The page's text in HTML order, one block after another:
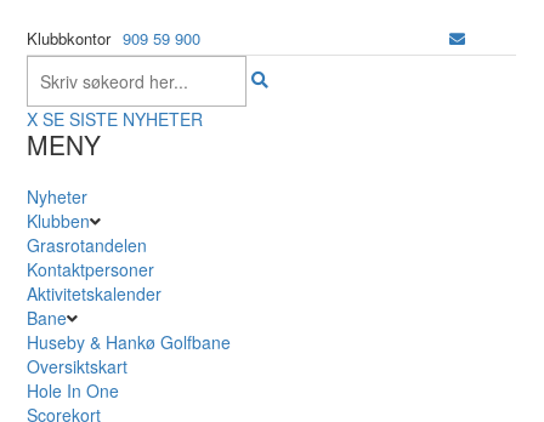
Klubbkontor 909 59 900
X SE SISTE NYHETER
MENY
Nyheter
Klubben
Grasrotandelen
Kontaktpersoner
Aktivitetskalender
Bane
Huseby & Hankø Golfbane
Oversiktskart
Hole In One
Scorekort